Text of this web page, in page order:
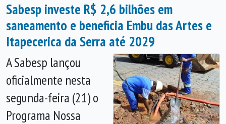
Sabesp investe R$ 2,6 bilhões em
saneamento e beneficia Embu das Artes e
Itapecerica da Serra até 2029
A Sabesp lançou
oficialmente nesta
segunda-feira (21) o
Programa Nossa